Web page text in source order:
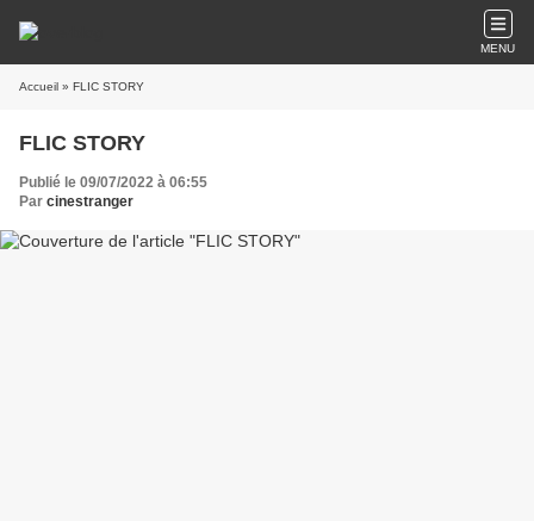
MENU
Accueil » FLIC STORY
FLIC STORY
Publié le 09/07/2022 à 06:55
Par cinestranger